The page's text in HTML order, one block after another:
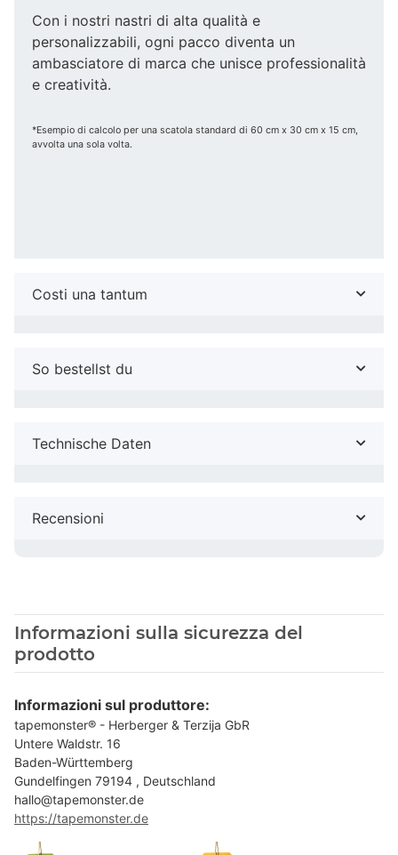
Con i nostri nastri di alta qualità e
personalizzabili, ogni pacco diventa un
ambasciatore di marca che unisce professionalità
e creatività.
*Esempio di calcolo per una scatola standard di 60 cm x 30 cm x 15 cm,
avvolta una sola volta.
Costi una tantum
So bestellst du
Technische Daten
Recensioni
Informazioni sulla sicurezza del
prodotto
Informazioni sul produttore:
tapemonster® - Herberger & Terzija GbR
Untere Waldstr. 16
Baden-Württemberg
Gundelfingen 79194 , Deutschland
hallo@tapemonster.de
https://tapemonster.de